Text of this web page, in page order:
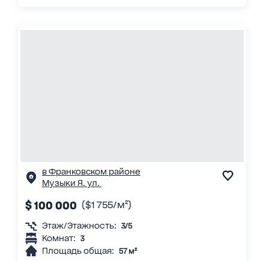
в Франковском районе
Музыки Я. ул.
$ 100 000 ($1 755/м²)
Этаж/Этажность: 3/5
Комнат: 3
Площадь общая: 57 м²